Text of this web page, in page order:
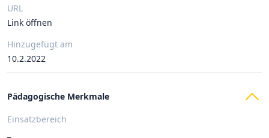
URL
Link öffnen
Hinzugefügt am
10.2.2022
Pädagogische Merkmale
Einsatzbereich